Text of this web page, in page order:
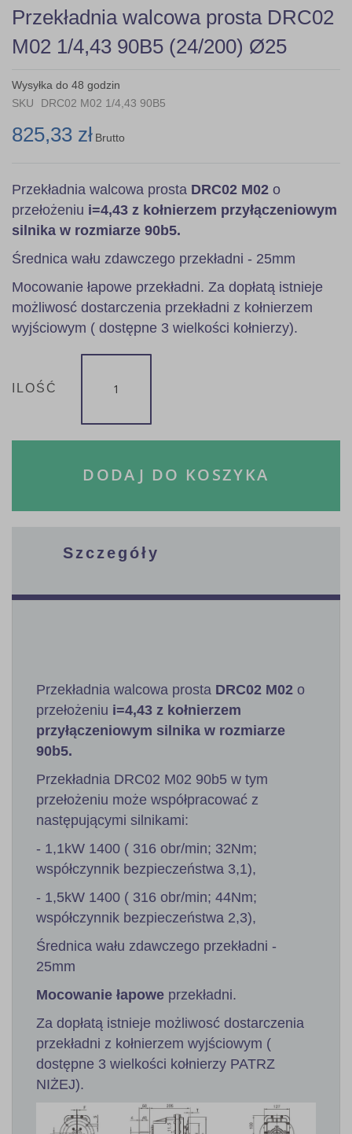
Skip
to
the
beginning
the
images
Przekładnia walcowa prosta DRC02
M02 1/4,43 90B5 (24/200) Ø25
Wysyłka do 48 godzin
SKU
DRC02 M02 1/4,43 90B5
825,33 zł Brutto
Przekładnia walcowa prosta DRC02 M02 o
przełożeniu i=4,43 z kołnierzem przyłączeniowym
silnika w rozmiarze 90b5.
Średnica wału zdawczego przekładni - 25mm
Mocowanie łapowe przekładni. Za dopłatą istnieje
możliwosć dostarczenia przekładni z kołnierzem
wyjściowym ( dostępne 3 wielkości kołnierzy).
ILOŚĆ
DODAJ DO KOSZYKA
Szczegóły
Przekładnia walcowa prosta DRC02 M02 o
przełożeniu i=4,43 z kołnierzem
przyłączeniowym silnika w rozmiarze
90b5.
Przekładnia DRC02 M02 90b5 w tym
przełożeniu może współpracować z
następującymi silnikami:
- 1,1kW 1400 ( 316 obr/min; 32Nm;
współczynnik bezpieczeństwa 3,1),
- 1,5kW 1400 ( 316 obr/min; 44Nm;
współczynnik bezpieczeństwa 2,3),
Średnica wału zdawczego przekładni -
25mm
Mocowanie łapowe przekładni.
Za dopłatą istnieje możliwosć dostarczenia
przekładni z kołnierzem wyjściowym (
dostępne 3 wielkości kołnierzy PATRZ
NIŻEJ).